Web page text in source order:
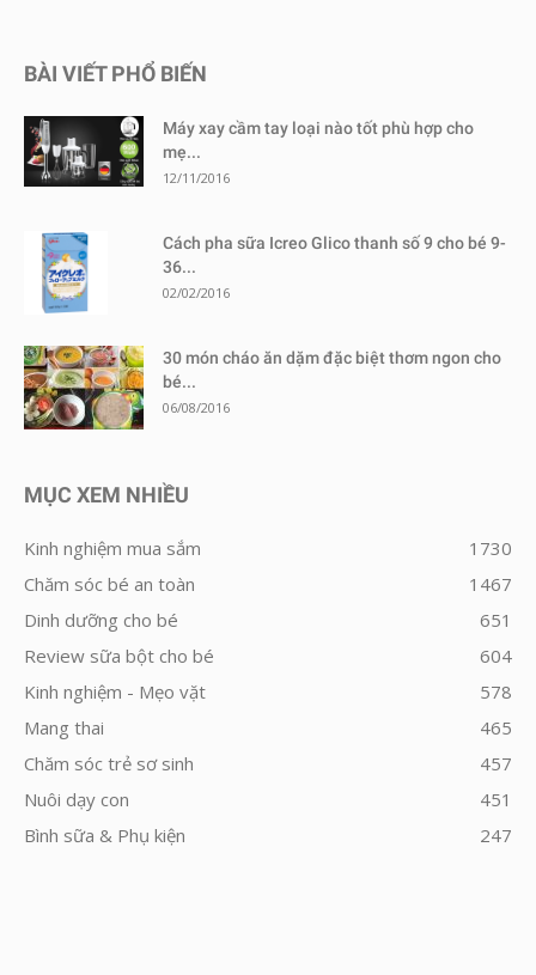
BÀI VIẾT PHỔ BIẾN
Máy xay cầm tay loại nào tốt phù hợp cho
mẹ...
12/11/2016
Cách pha sữa Icreo Glico thanh số 9 cho bé 9-
36...
02/02/2016
30 món cháo ăn dặm đặc biệt thơm ngon cho
bé...
06/08/2016
MỤC XEM NHIỀU
Kinh nghiệm mua sắm
1730
Chăm sóc bé an toàn
1467
Dinh dưỡng cho bé
651
Review sữa bột cho bé
604
Kinh nghiệm - Mẹo vặt
578
Mang thai
465
Chăm sóc trẻ sơ sinh
457
Nuôi dạy con
451
Bình sữa & Phụ kiện
247